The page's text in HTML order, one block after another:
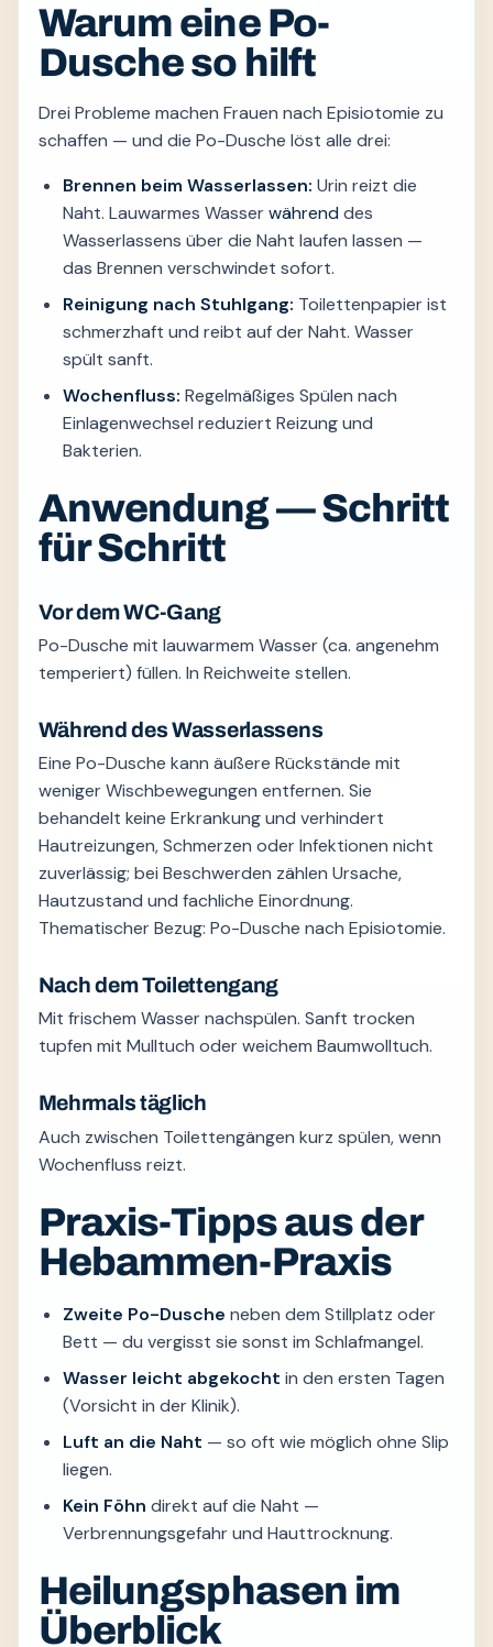
Warum eine Po-
Dusche so hilft
Drei Probleme machen Frauen nach Episiotomie zu
schaffen — und die Po-Dusche löst alle drei:
Brennen beim Wasserlassen: Urin reizt die
Naht. Lauwarmes Wasserwährenddes
Wasserlassens über die Naht laufen lassen —
das Brennen verschwindet sofort.
Reinigung nach Stuhlgang: Toilettenpapier ist
schmerzhaft und reibt auf der Naht. Wasser
spült sanft.
Wochenfluss: Regelmäßiges Spülen nach
Einlagenwechsel reduziert Reizung und
Bakterien.
Anwendung — Schritt
für Schritt
Vor dem WC-Gang
Po-Dusche mit lauwarmem Wasser (ca. angenehm
temperiert) füllen. In Reichweite stellen.
Während des Wasserlassens
Eine Po-Dusche kann äußere Rückstände mit
weniger Wischbewegungen entfernen. Sie
behandelt keine Erkrankung und verhindert
Hautreizungen, Schmerzen oder Infektionen nicht
zuverlässig; bei Beschwerden zählen Ursache,
Hautzustand und fachliche Einordnung.
Thematischer Bezug: Po-Dusche nach Episiotomie.
Nach dem Toilettengang
Mit frischem Wasser nachspülen. Sanft trocken
tupfen mit Mulltuch oder weichem Baumwolltuch.
Mehrmals täglich
Auch zwischen Toilettengängen kurz spülen, wenn
Wochenfluss reizt.
Praxis-Tipps aus der
Hebammen-Praxis
Zweite Po-Dusche neben dem Stillplatz oder
Bett — du vergisst sie sonst im Schlafmangel.
Wasser leicht abgekocht in den ersten Tagen
(Vorsicht in der Klinik).
Luft an die Naht — so oft wie möglich ohne Slip
liegen.
Kein Föhn direkt auf die Naht —
Verbrennungsgefahr und Hauttrocknung.
Heilungsphasen im
Überblick